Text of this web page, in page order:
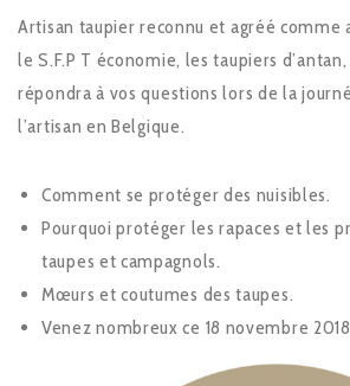
Artisan taupier reconnu et agréé comme
le S.F.P T économie, les taupiers
répondra à vos questions lors de la
l’artisan en Belgique.
Comment se protéger des nuisibles.
Pourquoi protéger les rapaces et les
taupes et campagnols.
Mœurs et coutumes des taupes.
Venez nombreux ce 18 novembre